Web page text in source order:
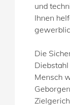
und
Ihnen
Die
Mensch